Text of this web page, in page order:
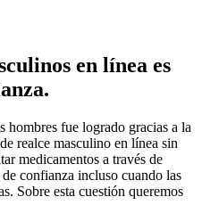
en línea es
hombres fue logrado gracias a la
realce masculino en línea sin
medicamentos a través de
confianza incluso cuando las
Sobre esta cuestión queremos